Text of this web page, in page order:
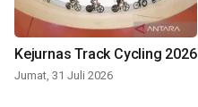
Kejurnas Track Cycling 2026
Jumat, 31 Juli 2026